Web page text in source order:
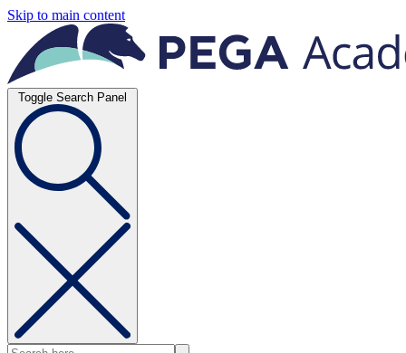
Skip to main content
Toggle Search Panel